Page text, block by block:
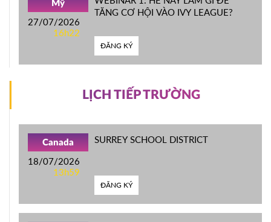
Mỹ
27/07/2026
16h22
TĂNG CƠ HỘI VÀO IVY LEAGUE?
ĐĂNG KÝ
LỊCH TIẾP TRƯỜNG
Canada
18/07/2026
13h59
SURREY SCHOOL DISTRICT
ĐĂNG KÝ